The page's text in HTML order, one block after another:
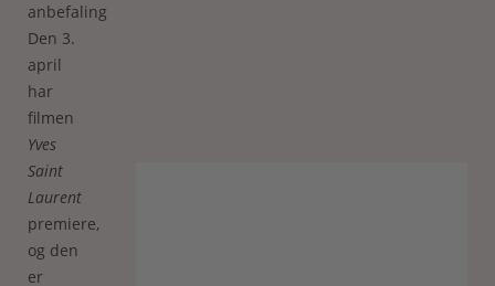
anbefaling.
Den 3.
april
har
filmen
Yves
Saint
Laurent
premiere,
og den
er